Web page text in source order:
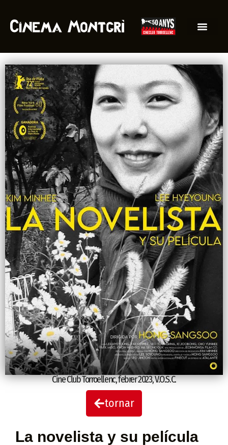
Cine Club Torroellenc,febrer 2023,V.O.S.C.
tornar
La novelista y su película